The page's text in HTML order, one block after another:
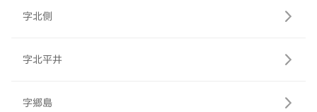
字北側
字北平井
字郷島